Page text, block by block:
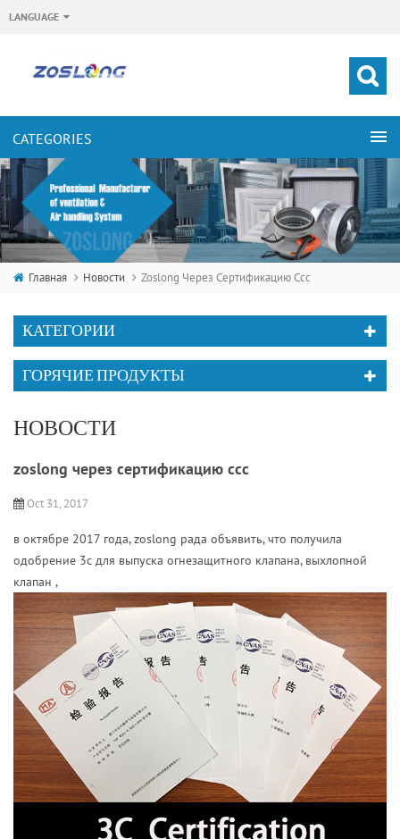
LANGUAGE
Главная Новости Zoslong Через Сертификацию Ccc
КАТЕГОРИИ
ГОРЯЧИЕ ПРОДУКТЫ
НОВОСТИ
zoslong через сертификацию ccc
Oct 31, 2017
в октябре 2017 года, zoslong рада объявить, что получила
одобрение 3c для выпуска огнезащитного клапана,выхлопной
клапан ,